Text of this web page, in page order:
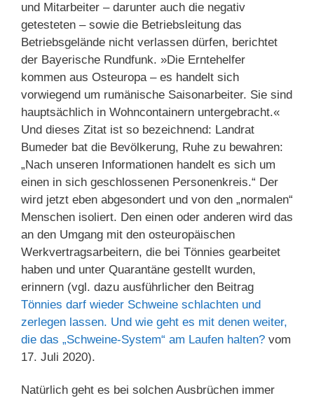
und Mitarbeiter – darunter auch die negativ
getesteten – sowie die Betriebsleitung das
Betriebsgelände nicht verlassen dürfen, berichtet
der Bayerische Rundfunk. »Die Erntehelfer
kommen aus Osteuropa – es handelt sich
vorwiegend um rumänische Saisonarbeiter. Sie sind
hauptsächlich in Wohncontainern untergebracht.«
Und dieses Zitat ist so bezeichnend: Landrat
Bumeder bat die Bevölkerung, Ruhe zu bewahren:
„Nach unseren Informationen handelt es sich um
einen in sich geschlossenen Personenkreis.“ Der
wird jetzt eben abgesondert und von den „normalen“
Menschen isoliert. Den einen oder anderen wird das
an den Umgang mit den osteuropäischen
Werkvertragsarbeitern, die bei Tönnies gearbeitet
haben und unter Quarantäne gestellt wurden,
erinnern (vgl. dazu ausführlicher den Beitrag
Tönnies darf wieder Schweine schlachten und
zerlegen lassen. Und wie geht es mit denen weiter,
die das „Schweine-System“ am Laufen halten? vom
17. Juli 2020).
Natürlich geht es bei solchen Ausbrüchen immer